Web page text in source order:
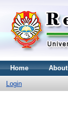
Home About
Login